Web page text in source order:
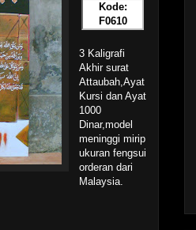
Kode:
F0610
3 Kaligrafi
Akhir surat
Attaubah,Ayat
Kursi dan Ayat
1000
Dinar,model
meninggi mirip
ukuran fengsui
orderan dari
Malaysia.